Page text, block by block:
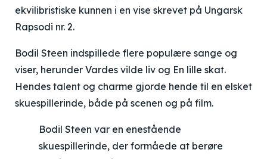
ekvilibristiske kunnen i en vise skrevet på Ungarsk
Rapsodi nr. 2.
Bodil Steen indspillede flere populære sange og
viser, herunder Vardes vilde liv og En lille skat.
Hendes talent og charme gjorde hende til en elsket
skuespillerinde, både på scenen og på film.
Bodil Steen var en enestående
skuespillerinde, der formåede at berøre